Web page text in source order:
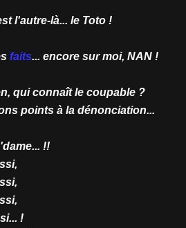
l'autre-là... le Toto !
faits... encore sur moi, NAN !
qui connaît le coupable ?
points à la dénonciation...
!!
!